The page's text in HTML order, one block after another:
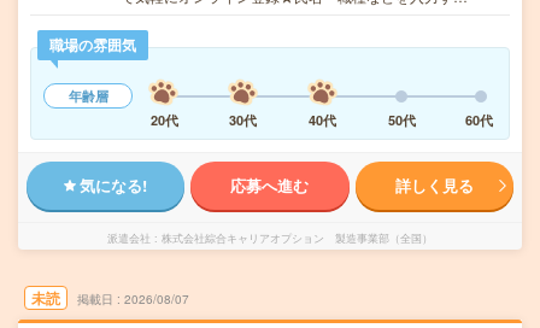
職場の雰囲気
年齢層
20代
30代 40代 50代 60代
気になる! 応募へ進む 詳しく見る
派遣会社 株式会社綜合キャリアオプション 製造事業部（全国）
未読 掲載日 2026/08/07